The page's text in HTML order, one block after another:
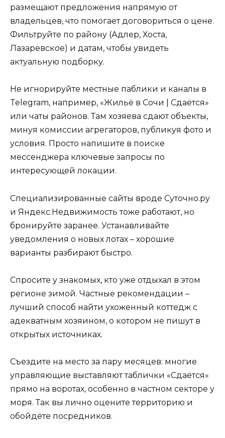
размещают предложения напрямую от
владельцев, что помогает договориться о цене.
Фильтруйте по району (Адлер, Хоста,
Лазаревское) и датам, чтобы увидеть
актуальную подборку.
Не игнорируйте местные паблики и каналы в
Telegram, например, «Жильё в Сочи | Сдаётся»
или чаты районов. Там хозяева сдают объекты,
минуя комиссии агрегаторов, публикуя фото и
условия. Просто напишите в поиске
мессенджера ключевые запросы по
интересующей локации.
Специализированные сайты вроде Суточно.ру
и Яндекс.Недвижимость тоже работают, но
бронируйте заранее. Устанавливайте
уведомления о новых лотах – хорошие
варианты разбирают быстро.
Спросите у знакомых, кто уже отдыхал в этом
регионе зимой. Частные рекомендации –
лучший способ найти ухоженный коттедж с
адекватным хозяином, о котором не пишут в
открытых источниках.
Съездите на место за пару месяцев: многие
управляющие выставляют таблички «Сдаётся»
прямо на воротах, особенно в частном секторе у
моря. Так вы лично оцените территорию и
обойдёте посредников.